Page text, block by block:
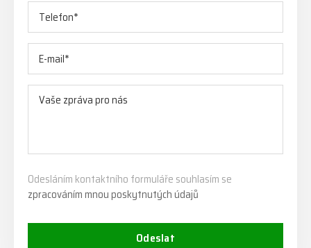
Odesláním kontaktního formuláře souhlasím se
zpracováním mnou poskytnutých údajů
Odeslat